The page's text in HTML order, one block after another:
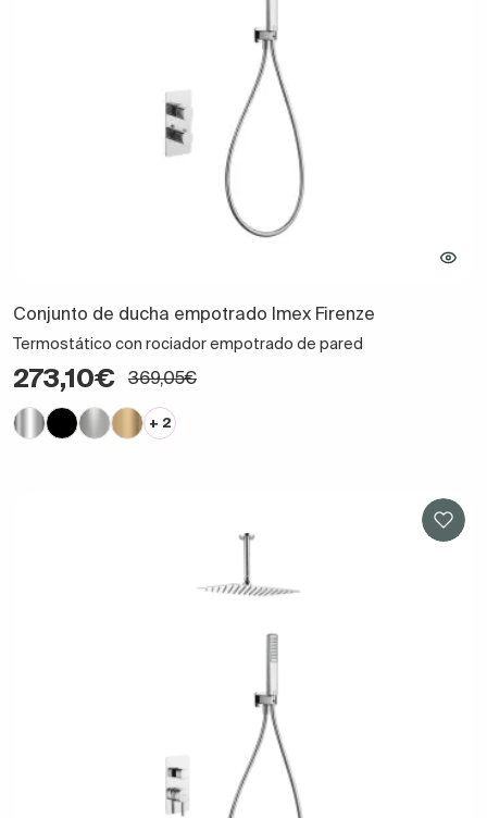
Conjunto de ducha empotrado Imex Firenze
Termostático con rociador empotrado de pared
273,10€ 369,05€
+ 2